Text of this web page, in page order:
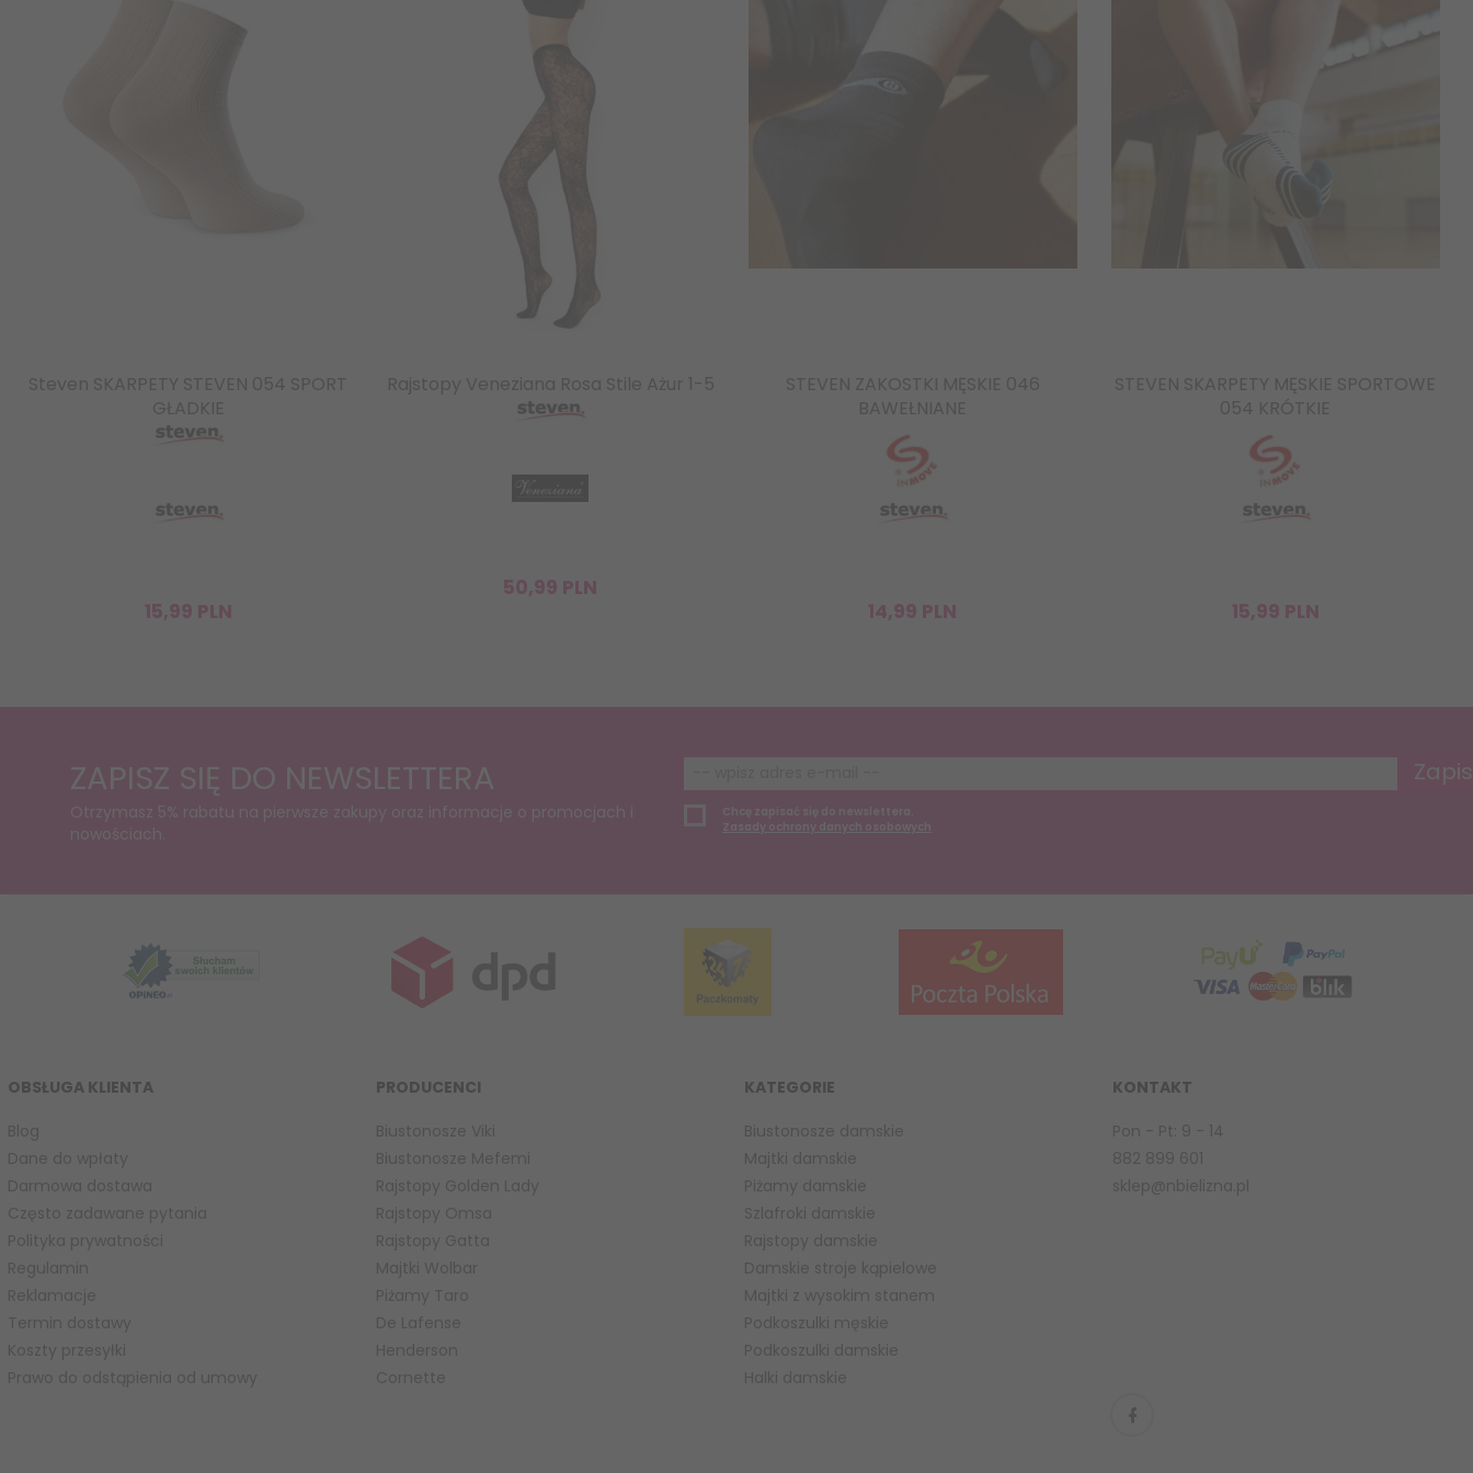
Steven SKARPETY STEVEN 054 SPORT
GŁADKIE
15,99 PLN
Rajstopy Veneziana Rosa Stile Ażur 1-5
50,99 PLN
STEVEN ZAKOSTKI MĘSKIE 046
BAWEŁNIANE
14,99 PLN
STEVEN SKARPETY MĘSKIE SPORTOWE
054 KRÓTKIE
15,99 PLN
ZAPISZ SIĘ DO NEWSLETTERA
Otrzymasz 5% rabatu na pierwsze zakupy oraz informacje o promocjach i
nowościach.
Chcę zapisać się do newslettera.
Zasady ochrony danych osobowych
OBSŁUGA KLIENTA
Blog
Dane do wpłaty
Darmowa dostawa
Często zadawane pytania
Polityka prywatności
Regulamin
Reklamacje
Termin dostawy
Koszty przesyłki
Prawo do odstąpienia od umowy
PRODUCENCI
Biustonosze Viki
Biustonosze Mefemi
Rajstopy Golden Lady
Rajstopy Omsa
Rajstopy Gatta
Majtki Wolbar
Piżamy Taro
De Lafense
Henderson
Cornette
KATEGORIE
Biustonosze damskie
Majtki damskie
Piżamy damskie
Szlafroki damskie
Rajstopy damskie
Damskie stroje kąpielowe
Majtki z wysokim stanem
Podkoszulki męskie
Podkoszulki damskie
Halki damskie
KONTAKT
Pon - Pt: 9 - 14
882 899 601
sklep@nbielizna.pl